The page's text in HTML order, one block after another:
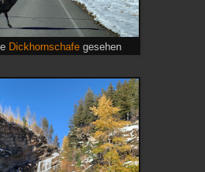
Dickhornschafe gesehen